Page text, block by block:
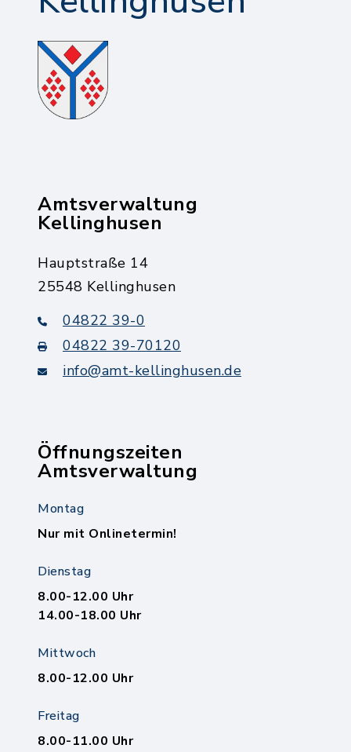
Amtsverwaltung
Kellinghusen
Hauptstraße 14
25548 Kellinghusen
04822 39-0
04822 39-70120
info@amt-kellinghusen.de
Öffnungszeiten
Amtsverwaltung
Montag
Nur mit Onlinetermin!
Dienstag
8.00-12.00 Uhr
14.00-18.00 Uhr
Mittwoch
8.00-12.00 Uhr
Freitag
8.00-11.00 Uhr